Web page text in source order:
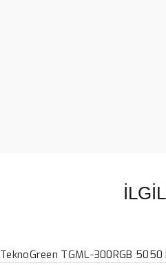
TeknoGreen TGML-300RGB 5050